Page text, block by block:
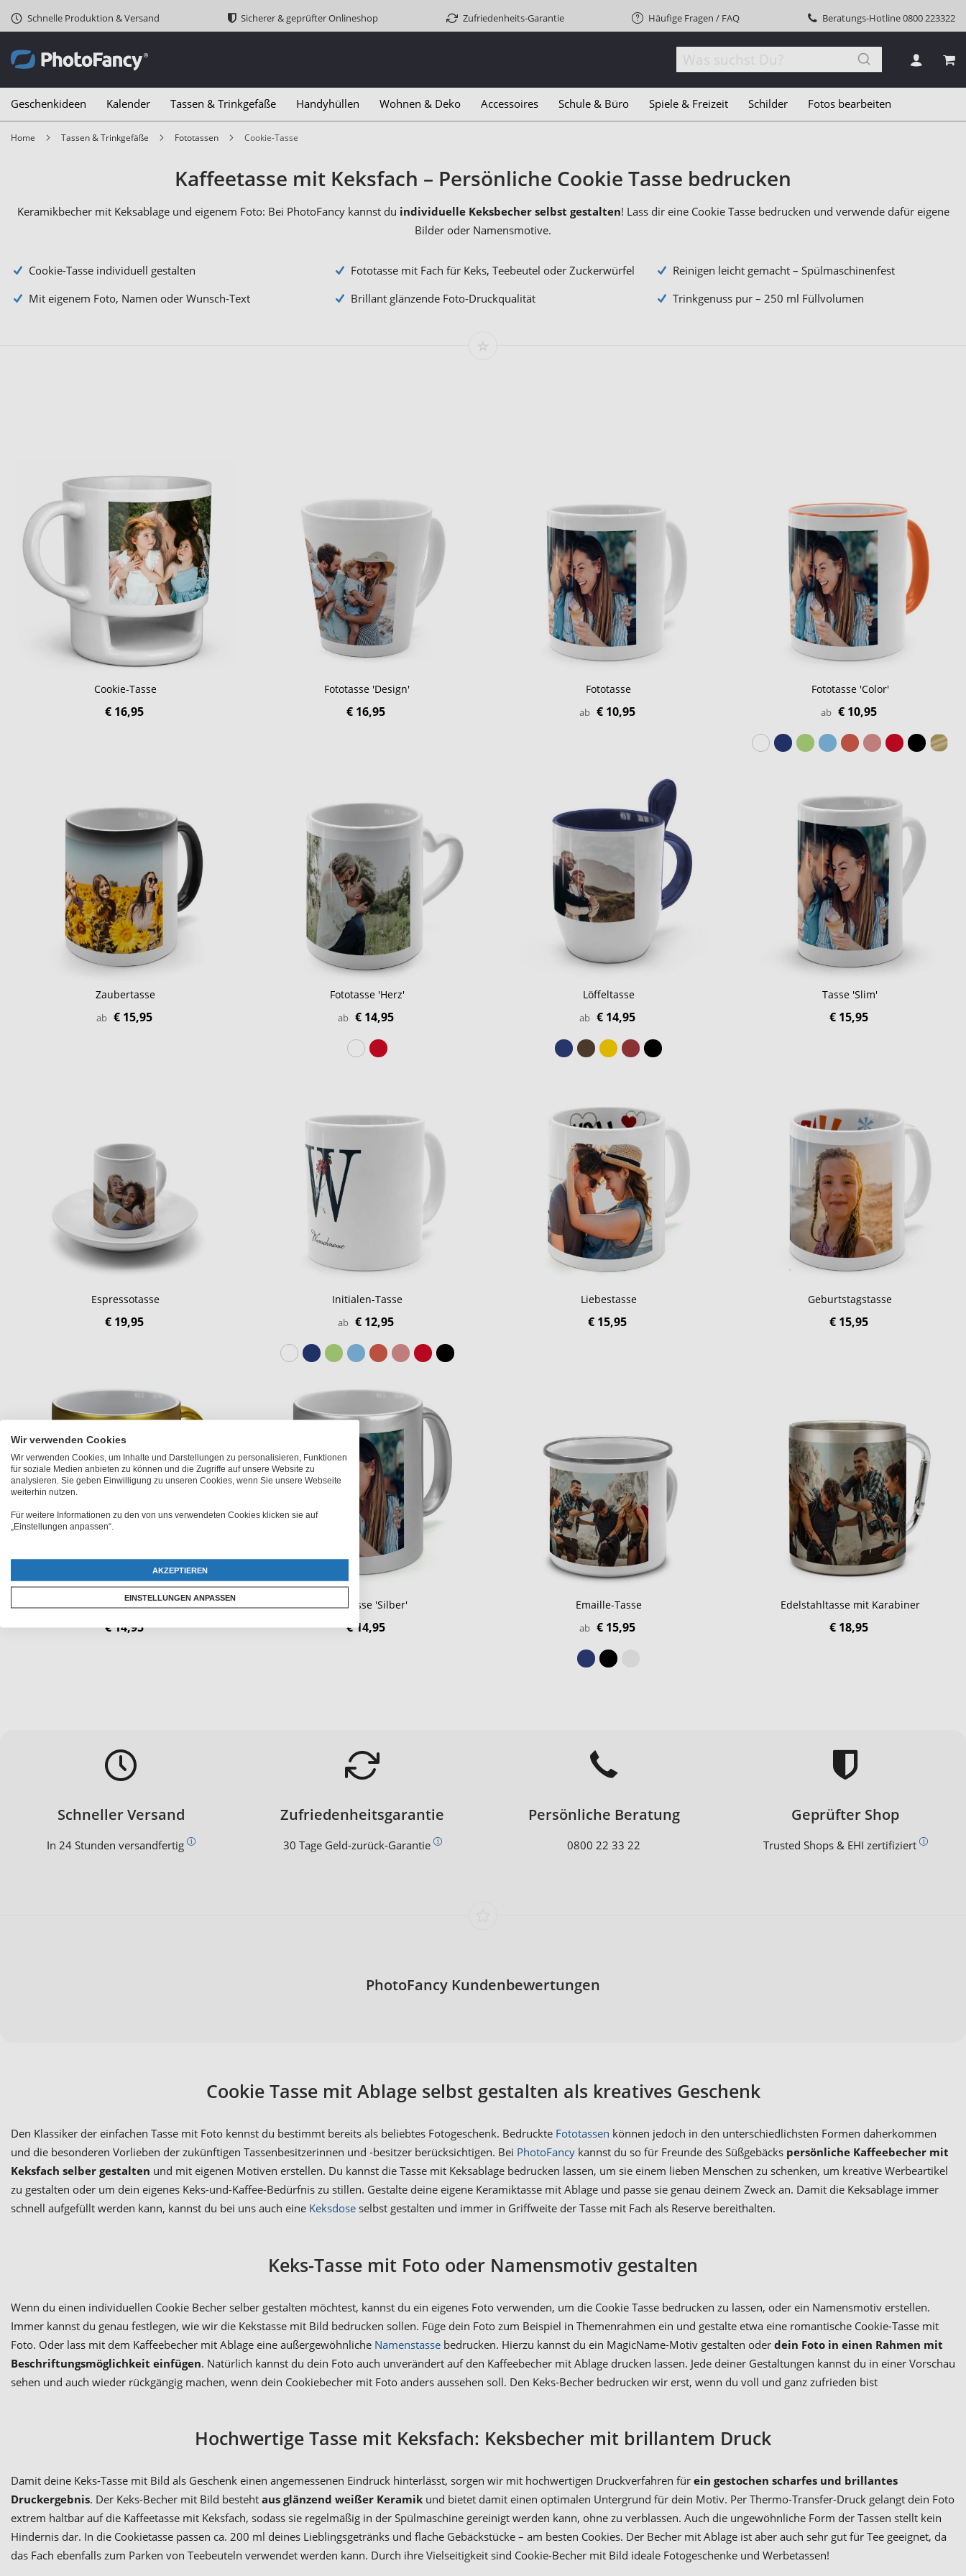
Schnelle Produktion & Versand Sicherer & geprüfter Onlineshop Zufriedenheits-Garantie Häufige Fragen / FAQ Beratungs-Hotline0800 223322
Geschenkideen Kalender Tassen & Trinkgefäße Handyhüllen Wohnen & Deko Accessoires Schule & Büro Spiele & Freizeit Schilder Fotos bearbeiten
Home Tassen & Trinkgefäße Fototassen Cookie-Tasse
Kaffeetasse mit Keksfach – Persönliche Cookie Tasse bedrucken
Keramikbecher mit Keksablage und eigenem Foto: Bei PhotoFancy kannst du individuelle Keksbecher selbst gestalten! Lass dir eine Cookie Tasse bedrucken und verwende dafür eigene
Bilder oder Namensmotive.
Cookie-Tasse individuell gestalten
Mit eigenem Foto, Namen oder Wunsch-Text
Fototasse mit Fach für Keks, Teebeutel oder Zuckerwürfel
Brillant glänzende Foto-Druckqualität
Reinigen leicht gemacht – Spülmaschinenfest
Trinkgenuss pur – 250 ml Füllvolumen
Cookie-Tasse
€ 16,95
Fototasse 'Design'
€ 16,95
Fototasse
ab € 10,95
Fototasse 'Color'
ab € 10,95
Zaubertasse
ab € 15,95
Fototasse 'Herz'
ab € 14,95
Löffeltasse
ab € 14,95
Tasse 'Slim'
€ 15,95
Espressotasse
€ 19,95
Initialen-Tasse
ab € 12,95
Liebestasse
€ 15,95
Geburtstagstasse
€ 15,95
Fototasse 'Gold'
€ 14,95
Fototasse 'Silber'
€ 14,95
Emaille-Tasse
ab € 15,95
Edelstahltasse mit Karabiner
€ 18,95
Schneller Versand
In 24 Stunden versandfertig
Zufriedenheitsgarantie
30 Tage Geld-zurück-Garantie
Persönliche Beratung
0800 22 33 22
Geprüfter Shop
Trusted Shops & EHI zertifiziert
PhotoFancy Kundenbewertungen
Cookie Tasse mit Ablage selbst gestalten als kreatives Geschenk
Den Klassiker der einfachen Tasse mit Foto kennst du bestimmt bereits als beliebtes Fotogeschenk. Bedruckte Fototassen können jedoch in den unterschiedlichsten Formen daherkommen
und die besonderen Vorlieben der zukünftigen Tassenbesitzerinnen und -besitzer berücksichtigen. Bei PhotoFancy kannst du so für Freunde des Süßgebäcks persönliche Kaffeebecher mit
Keksfach selber gestalten und mit eigenen Motiven erstellen. Du kannst die Tasse mit Keksablage bedrucken lassen, um sie einem lieben Menschen zu schenken, um kreative Werbeartikel
zu gestalten oder um dein eigenes Keks-und-Kaffee-Bedürfnis zu stillen. Gestalte deine eigene Keramiktasse mit Ablage und passe sie genau deinem Zweck an. Damit die Keksablage immer
schnell aufgefüllt werden kann, kannst du bei uns auch eine Keksdose selbst gestalten und immer in Griffweite der Tasse mit Fach als Reserve bereithalten.
Keks-Tasse mit Foto oder Namensmotiv gestalten
Wenn du einen individuellen Cookie Becher selber gestalten möchtest, kannst du ein eigenes Foto verwenden, um die Cookie Tasse bedrucken zu lassen, oder ein Namensmotiv erstellen.
Immer kannst du genau festlegen, wie wir die Kekstasse mit Bild bedrucken sollen. Füge dein Foto zum Beispiel in Themenrahmen ein und gestalte etwa eine romantische Cookie-Tasse mit
Foto. Oder lass mit dem Kaffeebecher mit Ablage eine außergewöhnliche Namenstasse bedrucken. Hierzu kannst du ein MagicName-Motiv gestalten oder dein Foto in einen Rahmen mit
Beschriftungsmöglichkeit einfügen. Natürlich kannst du dein Foto auch unverändert auf den Kaffeebecher mit Ablage drucken lassen. Jede deiner Gestaltungen kannst du in einer Vorschau
sehen und auch wieder rückgängig machen, wenn dein Cookiebecher mit Foto anders aussehen soll. Den Keks-Becher bedrucken wir erst, wenn du voll und ganz zufrieden bist
Hochwertige Tasse mit Keksfach: Keksbecher mit brillantem Druck
Damit deine Keks-Tasse mit Bild als Geschenk einen angemessenen Eindruck hinterlässt, sorgen wir mit hochwertigen Druckverfahren für ein gestochen scharfes und brillantes
Druckergebnis. Der Keks-Becher mit Bild besteht aus glänzend weißer Keramik und bietet damit einen optimalen Untergrund für dein Motiv. Per Thermo-Transfer-Druck gelangt dein Foto
extrem haltbar auf die Kaffeetasse mit Keksfach, sodass sie regelmäßig in der Spülmaschine gereinigt werden kann, ohne zu verblassen. Auch die ungewöhnliche Form der Tassen stellt kein
Hindernis dar. In die Cookietasse passen ca. 200 ml deines Lieblingsgetränks und flache Gebäckstücke – am besten Cookies. Der Becher mit Ablage ist aber auch sehr gut für Tee geeignet, da
das Fach ebenfalls zum Parken von Teebeuteln verwendet werden kann. Durch ihre Vielseitigkeit sind Cookie-Becher mit Bild ideale Fotogeschenke und Werbetassen!
Wir verwenden Cookies
Wir verwenden Cookies, um Inhalte und Darstellungen zu personalisieren, Funktionen
für soziale Medien anbieten zu können und die Zugriffe auf unsere Website zu
analysieren. Sie geben Einwilligung zu unseren Cookies, wenn Sie unsere Webseite
weiterhin nutzen.
Für weitere Informationen zu den von uns verwendeten Cookies klicken sie auf
„Einstellungen anpassen“.
AKZEPTIEREN
EINSTELLUNGEN ANPASSEN